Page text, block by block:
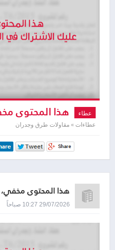
عطاء هذا المحتوى
لمشاهدته
عطاءات » مقاولات طرق وجدران
هذا المحتوى
29/07/2026 10:27 صباحاً